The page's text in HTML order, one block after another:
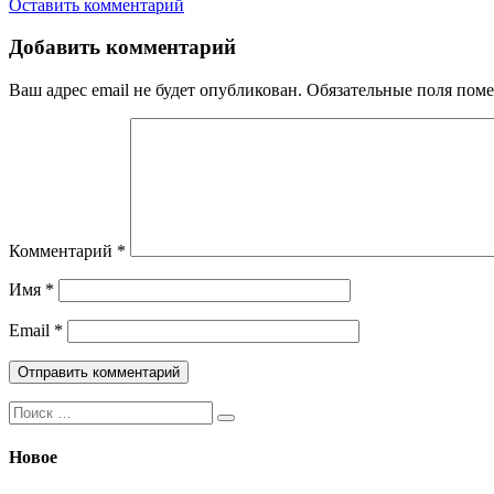
Оставить комментарий
Добавить комментарий
Ваш адрес email не будет опубликован. Обязательные поля
Комментарий *
Имя *
Email *
Поиск:
Новое